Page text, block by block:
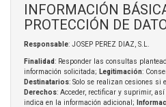
INFORMACIÓN
PROTECCIÓN DE
Responsable: JOSEP PEREZ DIAZ, S.L.
Finalidad: Responder las consultas
información solicitada; Legitimación:
Destinatarios: Solo se realizan cesiones si
Derechos: Acceder, rectificar y suprimir, así
indica en la información adicional;